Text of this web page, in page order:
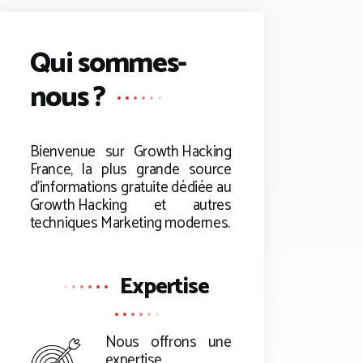
Qui sommes-
nous ?
Bienvenue sur Growth Hacking
France, la plus grande source
d’informations gratuite dédiée au
Growth Hacking et autres
techniques Marketing modernes.
Expertise
Nous offrons une